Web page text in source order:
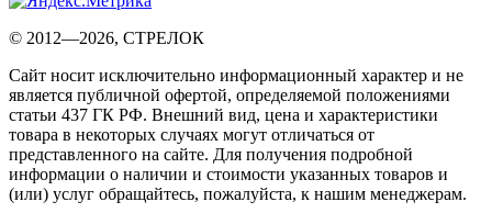
© 2012—2026, СТРЕЛОК
Сайт носит исключительно информационный характер и не
является публичной офертой, определяемой положениями
статьи 437 ГК РФ. Внешний вид, цена и характеристики
товара в некоторых случаях могут отличаться от
представленного на сайте. Для получения подробной
информации о наличии и стоимости указанных товаров и
(или) услуг обращайтесь, пожалуйста, к нашим менеджерам.